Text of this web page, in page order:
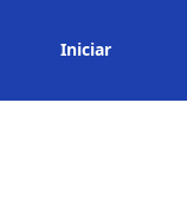
Iniciar